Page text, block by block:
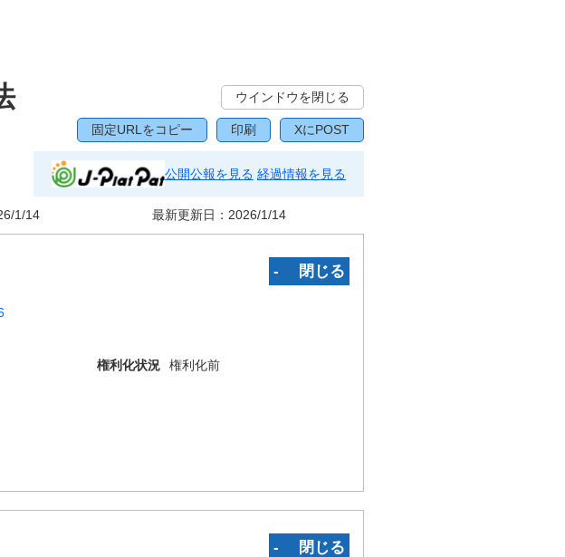
ウインドウを閉じる
固定URLをコピー 印刷 XにPOST
公開公報を見る 経過情報を見る
1/14 最新更新日： 2026/1/14
‐ 閉じる
権利化状況 権利化前
‐ 閉じる